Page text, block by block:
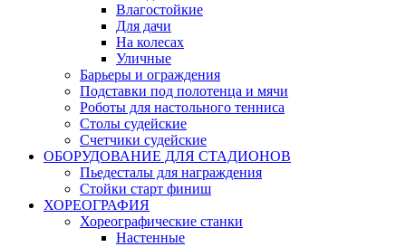
Влагостойкие
Для дачи
На колесах
Уличные
Барьеры и ограждения
Подставки под полотенца и мячи
Роботы для настольного тенниса
Столы судейские
Счетчики судейские
ОБОРУДОВАНИЕ ДЛЯ СТАДИОНОВ
Пьедесталы для награждения
Стойки старт финиш
ХОРЕОГРАФИЯ
Хореографические станки
Настенные